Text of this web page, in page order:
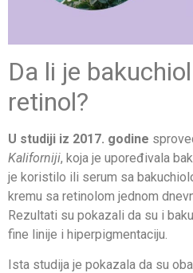
Da li je
retinol?
U studiji iz 2017. godine
Kaliforniji, koja je upoređivala
je koristilo ili serum sa
kremu sa retinolom jednom
Rezultati su pokazali da su i
fine linije i hiperpigmentaciju.
Ista studija je pokazala da su